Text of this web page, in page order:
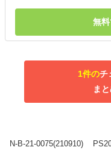
無
1件のチ
ま
N-B-21-0075(210910)